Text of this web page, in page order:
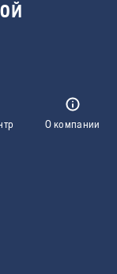
О компании